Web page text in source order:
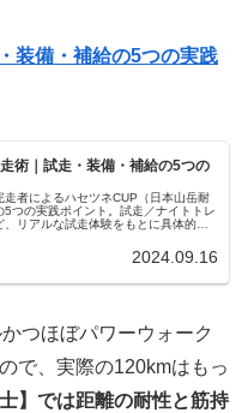
装備・補給の5つの実践
術｜試走・装備・補給の5つの
走者によるハセツネCUP（日本山岳耐
5つの実践ポイント。試走／ナイトトレ
リアルな試走体験をもとに具体的な
2024.09.16
つほぼパワーウォーク
で、実際の120kmはもっ
士】では距離の耐性と筋持